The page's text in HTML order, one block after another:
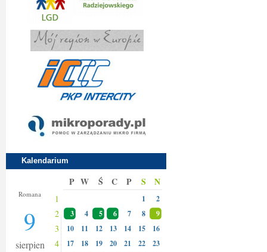
Kalendarium
Romana
9
sierpien
P W Ś C P S N
1 1 2
2 3 4 5 6 7 8 9
3 10 11 12 13 14 15 16
4 17 18 19 20 21 22 23